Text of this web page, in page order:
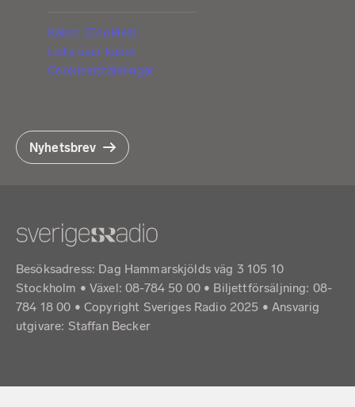
Kakor (Cookies)
Lista över kakor
Cookieinställningar
Nyhetsbrev
Besöksadress: Dag Hammarskjölds väg 3 105 10
Stockholm • Växel: 08-784 50 00 • Biljettförsäljning: 08-
784 18 00 • Copyright Sveriges Radio 2025 •Ansvarig
utgivare: Staffan Becker